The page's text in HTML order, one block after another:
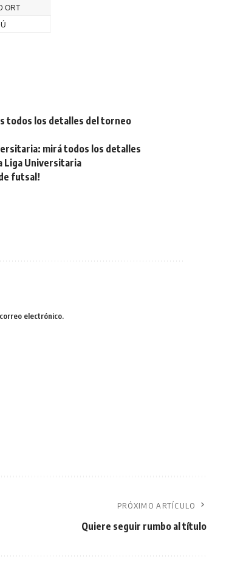
ORT
todos los detalles del torneo
mirá todos los detalles
Liga Universitaria
futsal!
electrónico.
PRÓXIMO ARTÍCULO
Quiere seguir rumbo al título